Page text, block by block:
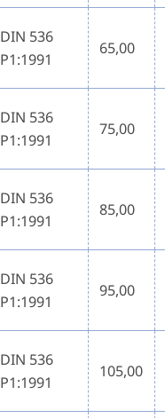
DIN 536
P1:1991
65,00
DIN 536
P1:1991
75,00
DIN 536
P1:1991
85,00
DIN 536
P1:1991
95,00
DIN 536
P1:1991
105,00